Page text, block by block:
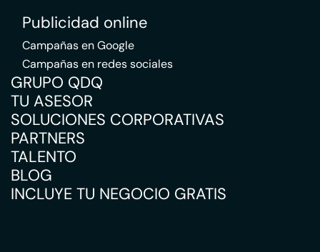
Publicidad online
Campañas en Google
Campañas en redes sociales
GRUPO QDQ
TU ASESOR
SOLUCIONES CORPORATIVAS
PARTNERS
TALENTO
BLOG
INCLUYE TU NEGOCIO GRATIS